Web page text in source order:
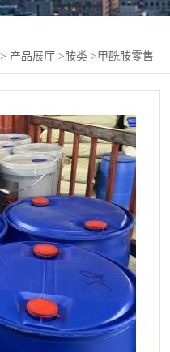
> 产品展厅 >胺类 >甲酰胺零售